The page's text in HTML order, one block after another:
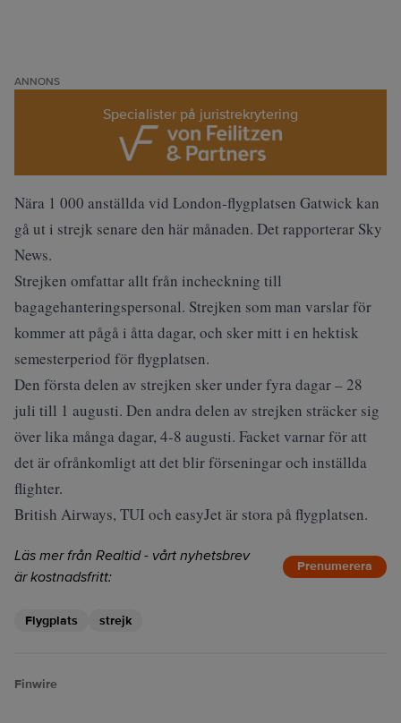
ANNONS
Specialister på juristrekrytering
Nära 1 000 anställda vid London-flygplatsen Gatwick kan
gå ut i strejk senare den här månaden. Det rapporterar Sky
News.
Strejken omfattar allt från incheckning till
bagagehanteringspersonal. Strejken som man varslar för
kommer att pågå i åtta dagar, och sker mitt i en hektisk
semesterperiod för flygplatsen.
Den första delen av strejken sker under fyra dagar – 28
juli till 1 augusti. Den andra delen av strejken sträcker sig
över lika många dagar, 4-8 augusti. Facket varnar för att
det är ofrånkomligt att det blir förseningar och inställda
flighter.
British Airways, TUI och easyJet är stora på flygplatsen.
Läs mer från Realtid - vårt nyhetsbrev
är kostnadsfritt:
Prenumerera
Flygplats strejk
Finwire